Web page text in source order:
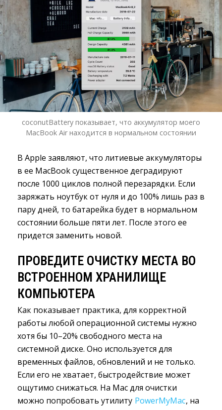
coconutBattery показывает, что аккумулятор моего
MacBook Air находится в нормальном состоянии
В Apple заявляют, что литиевые аккумуляторы
в ее MacBook существенное деградируют
после 1000 циклов полной перезарядки. Если
заряжать ноутбук от нуля и до 100% лишь раз в
пару дней, то батарейка будет в нормальном
состоянии больше пяти лет. После этого ее
придется заменить новой.
ПРОВЕДИТЕ ОЧИСТКУ МЕСТА ВО
ВСТРОЕННОМ ХРАНИЛИЩЕ
КОМПЬЮТЕРА
Как показывает практика, для корректной
работы любой операционной системы нужно
хотя бы 10–20% свободного места на
системной диске. Оно используется для
временных файлов, обновлений и не только.
Если его не хватает, быстродействие может
ощутимо снижаться. На Mac для очистки
можно попробовать утилиту PowerMyMac, на